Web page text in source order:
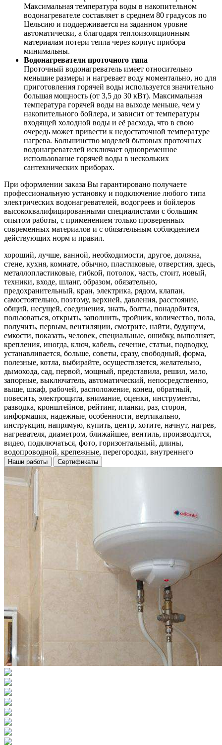
Максимальная температура воды в накопительном
водонагревателе составляет в среднем 80 градусов по
Цельсию и поддерживается на заданном уровне
автоматически, а благодаря теплоизоляционным
материалам потери тепла через корпус прибора
минимальны.
Водонагреватели проточного типа
Проточный водонагреватель имеет относительно
меньшие размеры и нагревает воду моментально, но для
приготовления горячей воды используется значительно
большая мощность (от 3,5 до 30 кВт). Максимальная
температура горячей воды на выходе меньше, чем у
накопительного бойлера, и зависит от температуры
входящей холодной воды и её расхода, что в свою
очередь может привести к недостаточной температуре
нагрева. Большинство моделей бытовых проточных
водонагревателей исключает одновременное
использование горячей воды в нескольких
сантехнических приборах.
При оформлении заказа Вы гарантировано получаете
профессиональную установку и подключение любого типа
электрических водонагревателей, водогреев и бойлеров
высококвалифицированными специалистами с большим
опытом работы, с применением только проверенных
современных материалов и с обязательным соблюдением
действующих норм и правил.
хороший, лучше, ванной, необходимости, другое, должна,
стене, кухня, комнате, обычно, пластиковые, отверстия, здесь,
металлопластиковые, гибкой, потолок, часть, стоит, новый,
техники, входе, шланг, образом, обязательно,
предохранительный, кран, электрика, рядом, клапан,
самостоятельно, поэтому, верхней, давления, расстояние,
общий, несущей, соединения, знать, болты, понадобится,
пользоваться, открыть, заполнить, тройник, количество, пола,
получить, первым, вентиляции, смотрите, найти, будущем,
емкости, показать, человек, специальные, ошибку, выполняет,
крепления, иногда, ключ, кабель, сечение, статьи, подводку,
устанавливается, больше, советы, сразу, свободный, форма,
полезные, котла, выбирайте, осуществляется, желательно,
дымохода, сад, первой, мощный, представила, решил, мало,
запорные, выключатель, автоматический, непосредственно,
выше, шкаф, рабочей, расположение, конец, обратный,
повесить, электрощита, внимание, оценки, инструменты,
разводка, кронштейнов, рейтинг, планки, раз, сторон,
информация, надежные, особенности, вертикально,
инструкция, напрямую, купить, центр, хотите, начнут, нагрев,
нагревателя, диаметром, ближайшее, вентиль, производится,
видео, подключаться, фото, горизонтальный, длины,
водопроводной, крепежные, перегородки, внутреннего
Наши работы Сертификаты